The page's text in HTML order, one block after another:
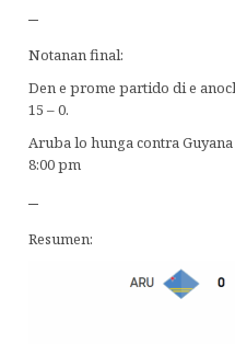
–
Notanan final:
Den e prome partido di e
15 – 0.
Aruba lo hunga contra
8:00 pm
–
Resumen: